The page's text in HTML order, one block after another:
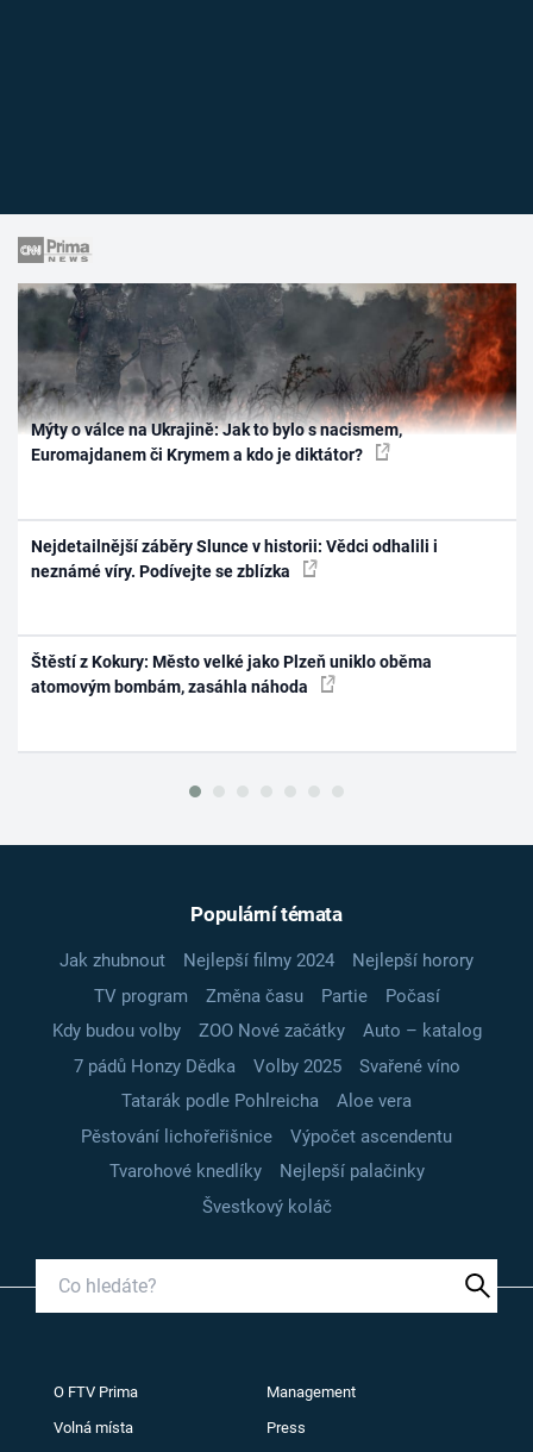
Mýty o válce na Ukrajině: Jak to bylo s nacismem,
Euromajdanem či Krymem a kdo je diktátor?
Nejdetailnější záběry Slunce v historii: Vědci odhalili i
neznámé víry. Podívejte se zblízka
Štěstí z Kokury: Město velké jako Plzeň uniklo oběma
atomovým bombám, zasáhla náhoda
Populární témata
Jak zhubnout Nejlepší filmy 2024
Nejlepší horory
TV program
Změna času Partie
Počasí
Kdy budou volby
ZOO Nové začátky
Auto – katalog
7 pádů Honzy Dědka
Volby 2025
Svařené víno
Tatarák podle Pohlreicha
Aloe vera
Pěstování lichořeřišnice
Výpočet ascendentu
Tvarohové knedlíky
Nejlepší palačinky
Švestkový koláč
O FTV Prima Management
Volná místa Press